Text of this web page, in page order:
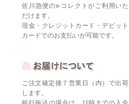
佐川急便のe-コレクトがご利用いた
だけます。
現金・クレジットカード・デビット
カードでのお支払いが可能です。
ご注文確定後７営業日（内）で出荷
します。